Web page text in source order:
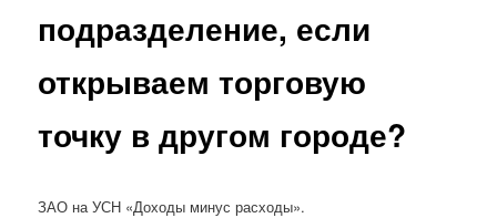
подразделение, если
открываем торговую
точку в другом городе?
ЗАО на УСН «Доходы минус расходы».